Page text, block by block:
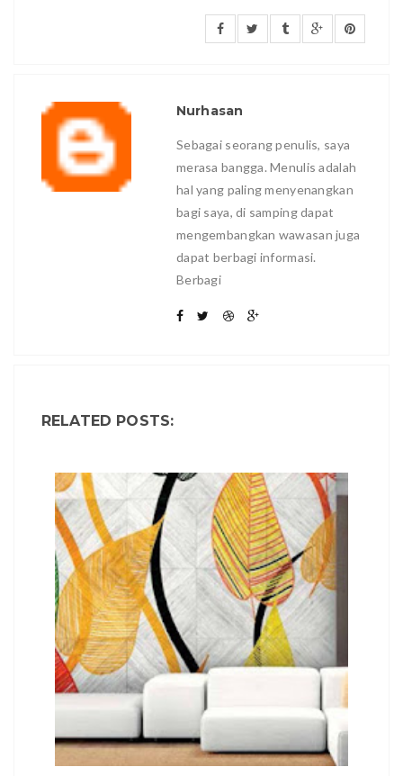
Nurhasan
Sebagai seorang penulis, saya
merasa bangga. Menulis adalah
hal yang paling menyenangkan
bagi saya, di samping dapat
mengembangkan wawasan juga
dapat berbagi informasi.
Berbagi
RELATED POSTS: